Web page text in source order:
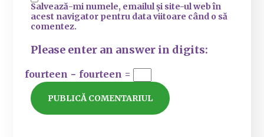
Salvează-mi numele, emailul și site-ul web în
acest navigator pentru data viitoare când o să
comentez.
Please enter an answer in digits:
fourteen − fourteen =